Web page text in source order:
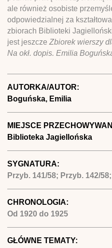
ale również osobiste
odpowiedzialnej za
zbiorach Biblioteki
jest jeszcze Zbiorek wierszy
Na okł. dopis. Emilia
AUTORKA/AUTOR:
Boguńska, Emilia
MIEJSCE
Biblioteka Jagiellońska
SYGNATURA:
Przyb. 141/58; Przyb. 142/
CHRONOLOGIA:
Od 1920 do 1925
GŁÓWNE TEMATY: